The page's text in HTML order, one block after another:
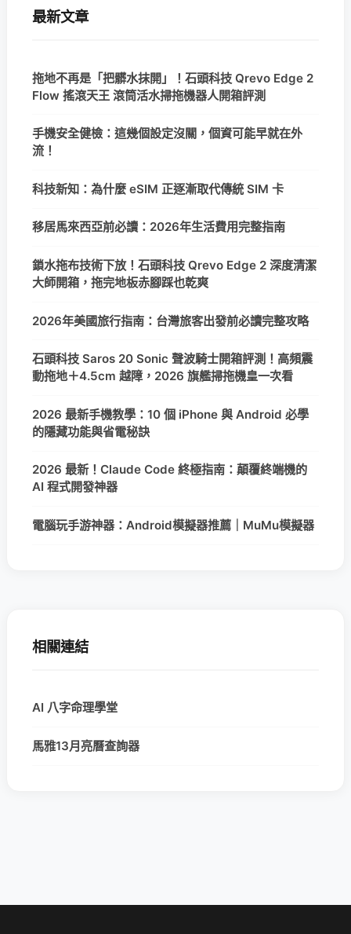
最新文章
拖地不再是「把髒水抹開」！石頭科技 Qrevo Edge 2
Flow 搖滾天王 滾筒活水掃拖機器人開箱評測
手機安全健檢：這幾個設定沒關，個資可能早就在外
流！
科技新知：為什麼 eSIM 正逐漸取代傳統 SIM 卡
移居馬來西亞前必讀：2026年生活費用完整指南
鎖水拖布技術下放！石頭科技 Qrevo Edge 2 深度清潔
大師開箱，拖完地板赤腳踩也乾爽
2026年美國旅行指南：台灣旅客出發前必讀完整攻略
石頭科技 Saros 20 Sonic 聲波騎士開箱評測！高頻震
動拖地＋4.5cm 越障，2026 旗艦掃拖機皇一次看
2026 最新手機教學：10 個 iPhone 與 Android 必學
的隱藏功能與省電秘訣
2026 最新！Claude Code 終極指南：顛覆終端機的
AI 程式開發神器
電腦玩手游神器：Android模擬器推薦｜MuMu模擬器
相關連結
AI 八字命理學堂
馬雅13月亮曆查詢器